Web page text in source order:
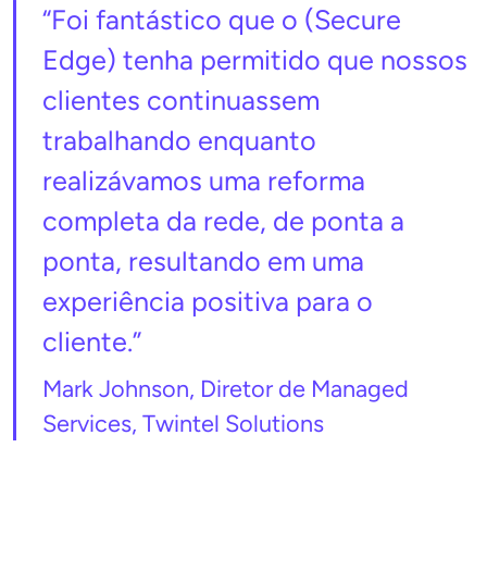
“Foi fantástico que o (Secure
Edge) tenha permitido que nossos
clientes continuassem
trabalhando enquanto
realizávamos uma reforma
completa da rede, de ponta a
ponta, resultando em uma
experiência positiva para o
cliente.”
Mark Johnson, Diretor de Managed
Services, Twintel Solutions